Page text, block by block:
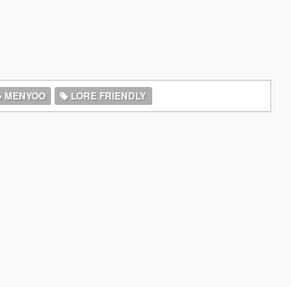
MENYOO LORE FRIENDLY